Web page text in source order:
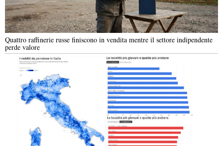
Quattro raffinerie russe finiscono in vendita mentre il settore indipendente
perde valore